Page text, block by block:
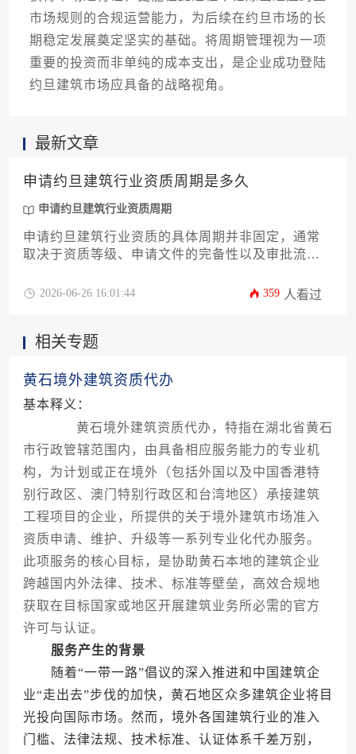
市场规则的合规运营能力，为后续在约旦市场的长
期稳定发展奠定坚实的基础。将周期管理视为一项
重要的投资而非单纯的成本支出，是企业成功登陆
约旦建筑市场应具备的战略视角。
最新文章
申请约旦建筑行业资质周期是多久
申请约旦建筑行业资质周期
申请约旦建筑行业资质的具体周期并非固定，通常
取决于资质等级、申请文件的完备性以及审批流程
到一年以上的时间。
2026-06-26 16:01:44 359 人看过
相关专题
黄石境外建筑资质代办
基本释义：
黄石境外建筑资质代办，特指在湖北省黄石
市行政管辖范围内，由具备相应服务能力的专业机
构，为计划或正在境外（包括外国以及中国香港特
别行政区、澳门特别行政区和台湾地区）承接建筑
工程项目的企业，所提供的关于境外建筑市场准入
资质申请、维护、升级等一系列专业化代办服务。
此项服务的核心目标，是协助黄石本地的建筑企业
跨越国内外法律、技术、标准等壁垒，高效合规地
获取在目标国家或地区开展建筑业务所必需的官方
许可与认证。
服务产生的背景
随着“一带一路”倡议的深入推进和中国建筑企
业“走出去”步伐的加快，黄石地区众多建筑企业将目
光投向国际市场。然而，境外各国建筑行业的准入
门槛、法律法规、技术标准、认证体系千差万别，